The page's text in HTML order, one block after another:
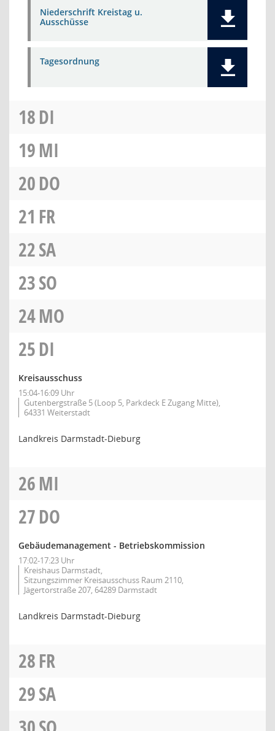
Niederschrift Kreistag u.
Ausschüsse
Tagesordnung
18DI
19MI
20DO
21 FR
22SA
23SO
24MO
25DI
Kreisausschuss
15:04-16:09 Uhr
Gutenbergstraße 5 (Loop 5, Parkdeck E Zugang Mitte),
64331 Weiterstadt
Landkreis Darmstadt-Dieburg
26MI
27DO
Gebäudemanagement - Betriebskommission
17:02-17:23 Uhr
Kreishaus Darmstadt,
Sitzungszimmer Kreisausschuss Raum 2110,
Jägertorstraße 207, 64289 Darmstadt
Landkreis Darmstadt-Dieburg
28FR
29SA